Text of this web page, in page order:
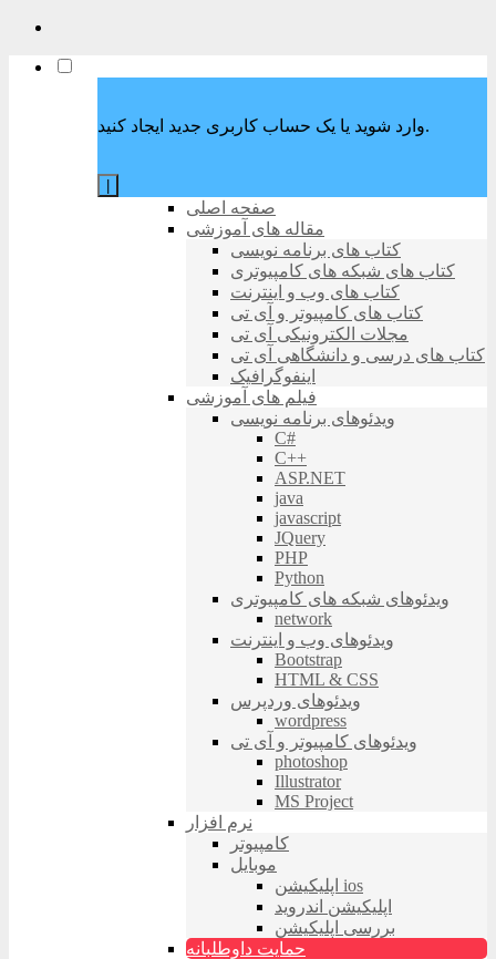
وارد شوید یا یک حساب کاربری جدید ایجاد کنید.
صفحه اصلی
مقاله های آموزشی
کتاب های برنامه نویسی
کتاب های شبکه های کامپیوتری
کتاب های وب و اینترنت
کتاب های کامپیوتر و آی تی
مجلات الکترونیکی آی تی
کتاب های درسی و دانشگاهی آی تی
اینفوگرافیک
فیلم های آموزشی
ویدئوهای برنامه نویسی
C#
C++
ASP.NET
java
javascript
JQuery
PHP
Python
ویدئوهای شبکه های کامپیوتری
network
ویدئوهای وب و اینترنت
Bootstrap
HTML & CSS
ویدئوهای وردپرس
wordpress
ویدئوهای کامپیوتر و آی تی
photoshop
Illustrator
MS Project
نرم افزار
کامپیوتر
موبایل
اپلیکیشن ios
اپلیکیشن اندروید
بررسی اپلیکیشن
حمایت داوطلبانه